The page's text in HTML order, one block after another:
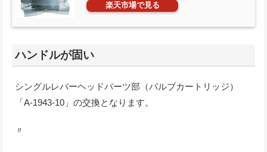
楽天市場で見る
ハンドルが固い
シングルレバーヘッドパーツ部（バルブカートリッジ）
「A-1943-10」の交換となります。
〃